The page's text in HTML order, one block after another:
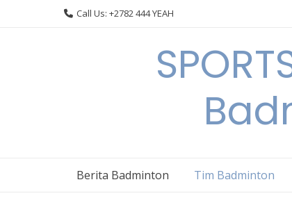
Call Us: +2782 444 YEAH
Berita Badminton Tim Badminton